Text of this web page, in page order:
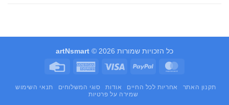
כל הזכויות שמורות 2026 ©
artNsmart
MasterCard
PayPal
Visa
American
תקנון האתר אחריות לכל החיים אודות סוגי המשלוחים
תנאי השימוש
שמירה על פרטיות